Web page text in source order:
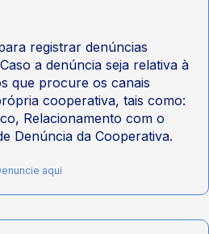
registrar denúncias
a denúncia seja relativa à
que procure os canais
cooperativa, tais como:
Relacionamento com o
Denúncia da Cooperativa.
aqui